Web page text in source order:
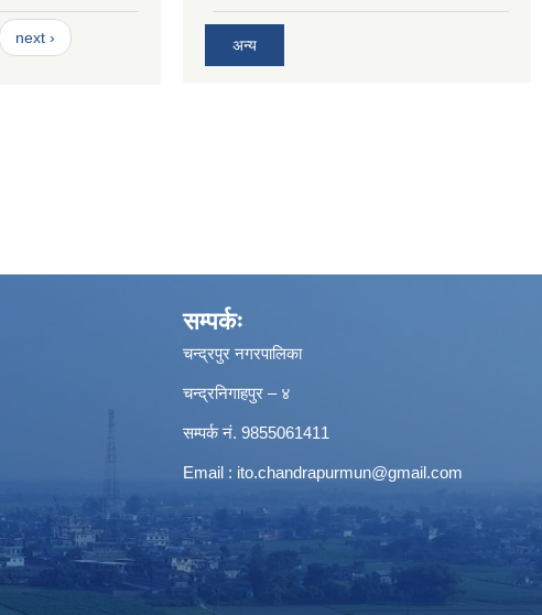
next › अन्य
सम्पर्कः
चन्द्रपुर नगरपालिका
चन्द्रनिगाहपुर – ४
सम्पर्क नं. 9855061411
Email : ito.chandrapurmun@gmail.com